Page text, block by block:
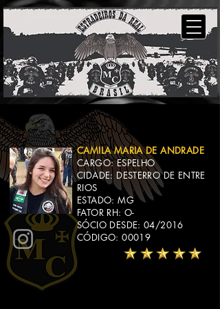
CAMILA MARIA DE ANDRADE
CARGO: ESPELHO
CIDADE: DESTERRO DE ENTRE
RIOS
ESTADO: MG
FATOR RH: O-
SÓCIO DESDE: 04/2016
CÓDIGO: 00019